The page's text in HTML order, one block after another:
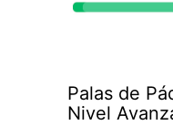
Palas de
Nivel